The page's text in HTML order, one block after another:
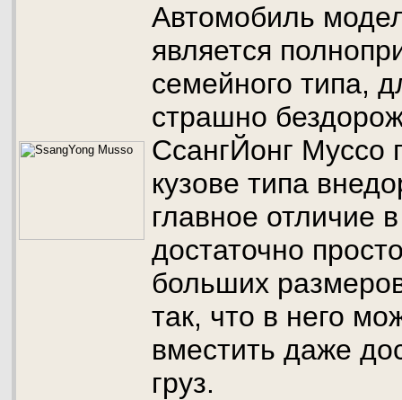
Автомобиль
является
семейного типа,
страшно
СсангЙонг Муссо
кузове типа
главное отличие
достаточно
больших
так, что в него
вместить даже
груз.